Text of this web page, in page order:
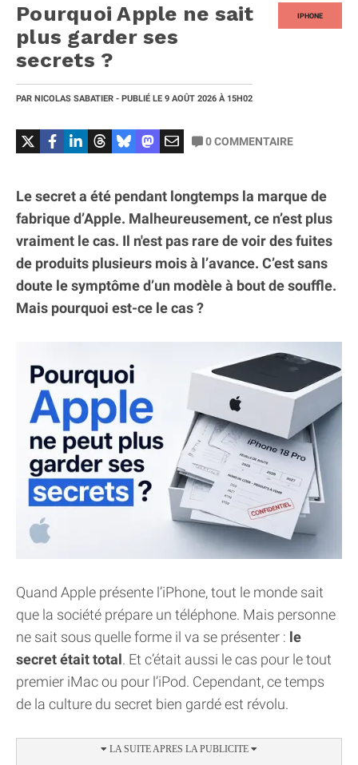
IPHONE
Pourquoi Apple ne sait
plus garder ses
secrets ?
PAR NICOLAS SABATIER - PUBLIÉ LE 9 AOÛT 2026 À 15H02
0COMMENTAIRE
Le secret a été pendant longtemps la marque de
fabrique d’Apple. Malheureusement, ce n’est plus
vraiment le cas. Il n'est pas rare de voir des fuites
de produits plusieurs mois à l’avance. C’est sans
doute le symptôme d’un modèle à bout de souffle.
Mais pourquoi est-ce le cas ?
Quand Apple présente l’iPhone, tout le monde sait
que la société prépare un téléphone. Mais personne
ne sait sous quelle forme il va se présenter : le
secret était total. Et c’était aussi le cas pour le tout
premier iMac ou pour l’iPod. Cependant, ce temps
de la culture du secret bien gardé est révolu.